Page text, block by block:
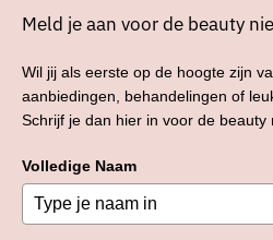
Meld je aan voor de beauty
Wil jij als eerste op de hoogte zijn
aanbiedingen, behandelingen of
Schrijf je dan hier in voor de beauty
Volledige Naam